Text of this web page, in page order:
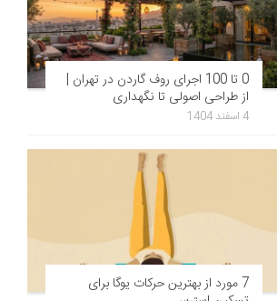
0 تا 100 اجرای روف گاردن در تهران |
از طراحی اصولی تا نگهداری
4 اسفند 1404
7 مورد از بهترین حرکات یوگا برای